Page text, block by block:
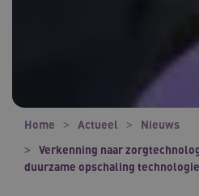
Home Actueel
Nieuws
Verkenning naar
duurzame opschaling technologie